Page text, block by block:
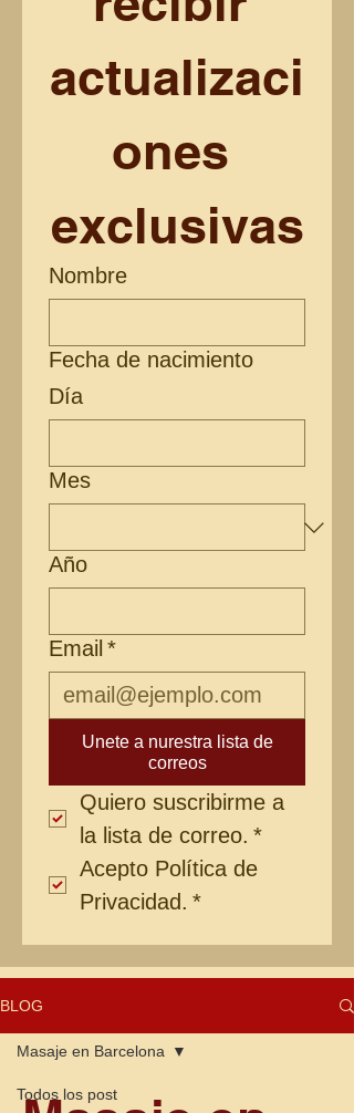
actualizaci
ones
exclusivas
Nombre
Fecha de nacimiento
Día
Mes
Año
Email *
Unete a nurestra lista de
correos
Quiero suscribirme a
la lista de correo. *
Acepto Política de
Privacidad. *
BLOG
Todos los post
Masaje en Barcelona